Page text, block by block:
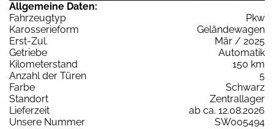
Allgemeine Daten:
Fahrzeugtyp
Pkw
Karosserieform
Geländewagen
Erst-Zul.
Mär / 2025
Getriebe
Automatik
Kilometerstand
150 km
Anzahl der Türen
5
Farbe
Schwarz
Standort
Zentrallager
Lieferzeit
ab ca. 12.08.2026
Unsere Nummer
SW005494